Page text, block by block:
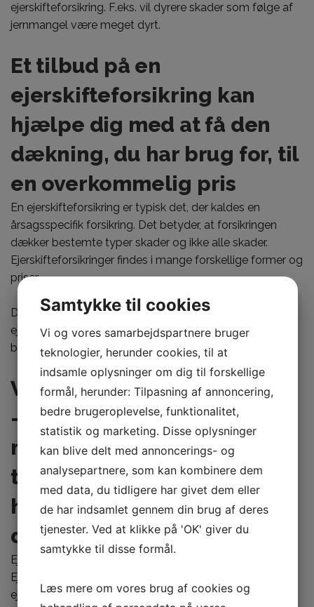
ejerskifteforsikring. F.eks. vil dyrere skader som følge af
jernmangel være meget dyrt.
Et tilbud på en
ejerskifteforsikring kan
hjælpe dig med at få den
dækning, du har brug for, til
en overkommelig pris
En ejerskifteforsikring er typisk det, der kaldes en
årsagsspecifik forsikring. Det betyder, at forsikringen
dækker bestemte typer skader og ikke alle skader.
Ejerskifteforsikringer findes i mange forskellige former og
priser.
Det er afgørende at have den rigtige type
ejerskifteforsikring tilbudtil dit hjem, så du kan få den
bedst mulige dækning til en overkommelig pris.
Vent ikke, til det er for sent
– kontakt os i dag for at få
mere at vide om vores
tilbud, og hvordan vi kan
hjælpe dig med at beskytte
dit hjem!
Ejerskifteforsikring er et must for alle, der ejer et hjem.
Ejerskifteforsikring dækker skader, der opstår under
ejerskabet. Uanset om du er tilbøjelig til at have skader
Samtykke til cookies
Vi og vores samarbejdspartnere bruger
teknologier, herunder cookies, til at
indsamle oplysninger om dig til forskellige
formål, herunder: Tilpasning af annoncering,
bedre brugeroplevelse, funktionalitet,
statistik og marketing. Disse oplysninger
kan blive delt med annoncerings- og
analysepartnere, som kan kombinere dem
med data, du tidligere har givet dem eller
de har indsamlet gennem din brug af deres
tjenester. Ved at klikke på 'OK' giver du
samtykke til disse formål.
Læs mere om vores brug af cookies og